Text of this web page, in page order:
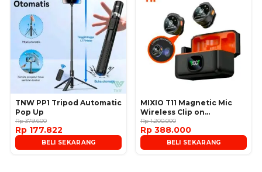
TNW PP1 Tripod Automatic
Pop Up
Rp 379.600
Rp 177.822
BELI SEKARANG
MIXIO T11 Magnetic Mic
Wireless Clip on
Microphone
Rp 1.200.000
Rp 388.000
BELI SEKARANG